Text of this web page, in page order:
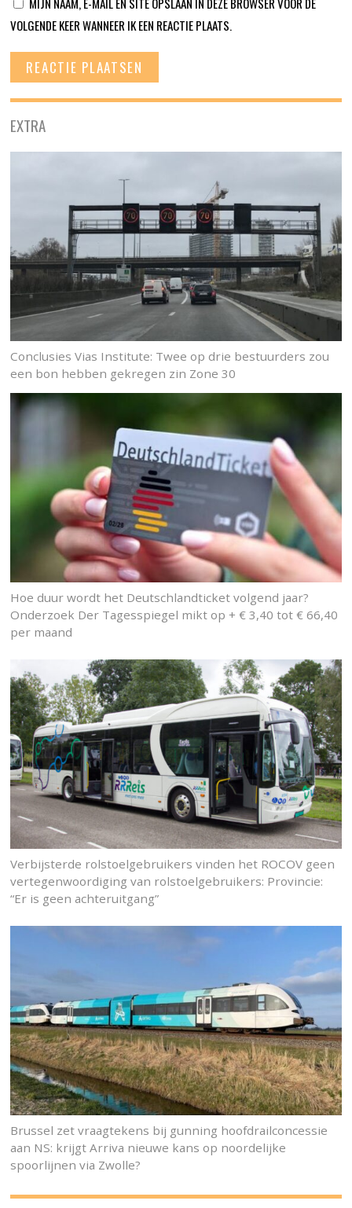
VOLGENDE KEER WANNEER IK EEN REACTIE PLAATS.
EXTRA
Conclusies Vias Institute: Twee op drie bestuurders zou
een bon hebben gekregen zin Zone 30
Hoe duur wordt het Deutschlandticket volgend jaar?
Onderzoek Der Tagesspiegel mikt op + € 3,40 tot € 66,40
per maand
Verbijsterde rolstoelgebruikers vinden het ROCOV geen
vertegenwoordiging van rolstoelgebruikers: Provincie:
“Er is geen achteruitgang”
Brussel zet vraagtekens bij gunning hoofdrailconcessie
aan NS: krijgt Arriva nieuwe kans op noordelijke
spoorlijnen via Zwolle?